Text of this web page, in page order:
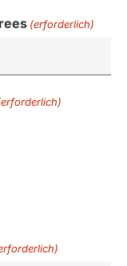
(erforderlich)